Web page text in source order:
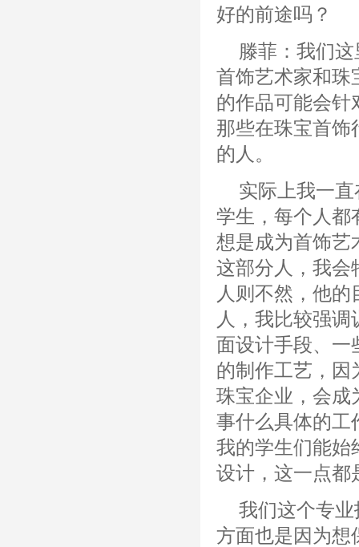
好的前途吗？
滕菲：我们
首饰艺术家和珠
的作品可能会针
那些在珠宝首饰
的人。
实际上我一
学生，每个人都
想是成为首饰艺
这部分人，我会
人则不然，他
人，我比较强
面设计手段、一
的制作工艺，因
珠宝企业，会成
事什么具体的工
我的学生们能始
设计，这一点都
我们这个专
方面也是因为想